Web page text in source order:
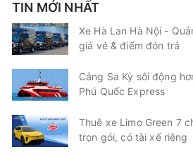
Hải Vân Vũng Tàu
Giá vé:230.000 Còn trống:
10:0010/08/2026 10/08
Văn phòng Vũng
Tàu
TIN MỚI NHẤT
Xe Hà Lan Hà Nội -
giá vé & điểm đón trả
Cảng Sa Kỳ sôi động
Phú Quốc Express
Thuê xe Limo Green 7
trọn gói, có tài xế riêng